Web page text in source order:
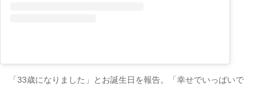
「33歳になりました」とお誕生日を報告。「幸せでいっぱいで